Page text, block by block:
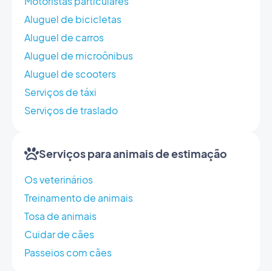
Aluguel de bicicletas
Aluguel de carros
Aluguel de microônibus
Aluguel de scooters
Serviços de táxi
Serviços de traslado
Serviços para animais de estimação
Os veterinários
Treinamento de animais
Tosa de animais
Cuidar de cães
Passeios com cães